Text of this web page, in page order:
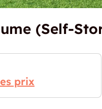
(Self-
prix